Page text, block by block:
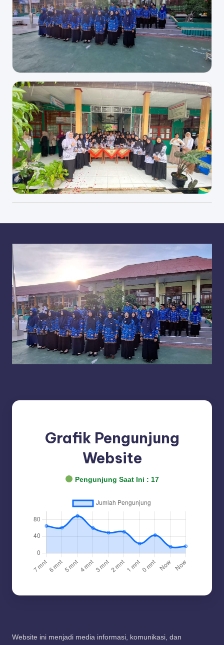
Grafik Pengunjung
Website
Pengunjung Saat Ini : 17
Website ini menjadi media informasi, komunikasi, dan